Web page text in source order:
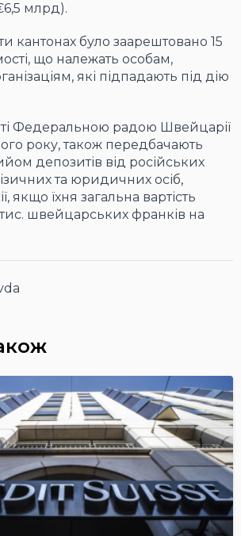
млрд).
кантонах було заарештовано 15
що належать особам,
які підпадають під дію
Федеральною радою Швейцарії
року, також передбачають
депозитів від російських
та юридичних осіб,
якщо їхня загальна вартість
швейцарських франків на